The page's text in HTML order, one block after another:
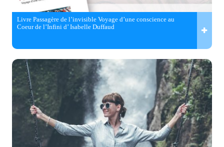
Livre Passagère de l’invisible Voyage d’une conscience au
Coeur de l’Infini d’ Isabelle Duffaud